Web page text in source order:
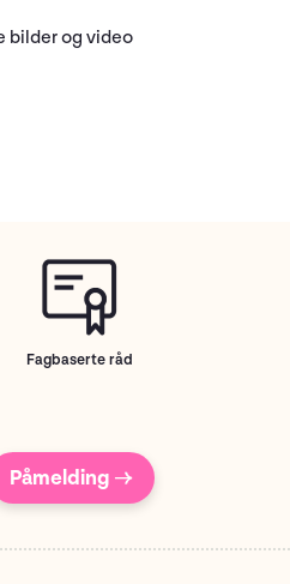
bilder og video
Fagbaserte råd
Påmelding →